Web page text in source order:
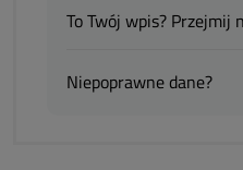
To Twój wpis? Przejmij
Niepoprawne dane?